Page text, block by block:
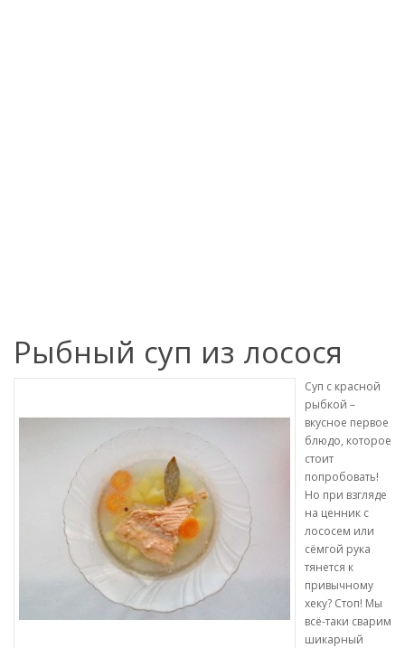
Рыбный суп из лосося
Суп с красной
рыбкой –
вкусное первое
блюдо, которое
стоит
попробовать!
Но при взгляде
на ценник с
лососем или
сёмгой рука
тянется к
привычному
хеку? Стоп! Мы
всё-таки сварим
шикарный